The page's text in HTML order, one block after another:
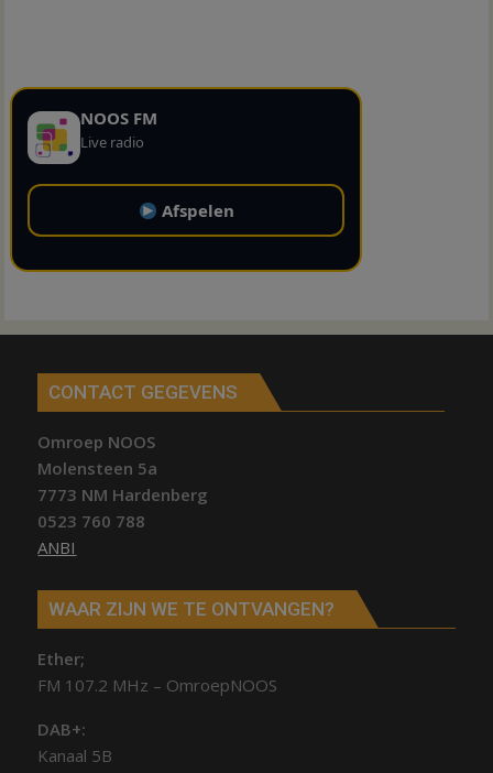
NOOS FM
Live radio
Afspelen
CONTACT GEGEVENS
Omroep NOOS
Molensteen 5a
7773 NM Hardenberg
0523 760 788
ANBI
WAAR ZIJN WE TE ONTVANGEN?
Ether;
FM 107.2 MHz – OmroepNOOS
DAB+:
Kanaal 5B